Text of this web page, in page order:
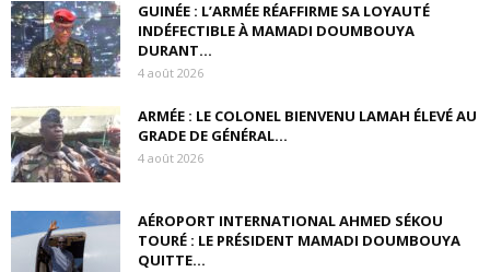
GUINÉE : L’ARMÉE RÉAFFIRME SA LOYAUTÉ
INDÉFECTIBLE À MAMADI DOUMBOUYA
DURANT...
4 août 2026
ARMÉE : LE COLONEL BIENVENU LAMAH ÉLEVÉ AU
GRADE DE GÉNÉRAL...
4 août 2026
AÉROPORT INTERNATIONAL AHMED SÉKOU
TOURÉ : LE PRÉSIDENT MAMADI DOUMBOUYA
QUITTE...